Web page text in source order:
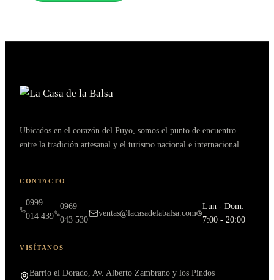
Ubicados en el corazón del Puyo, somos el punto de encuentro
entre la tradición artesanal y el turismo nacional e internacional.
CONTACTO
0999
014 439
0969
043 530
ventas@lacasadelabalsa.com
Lun - Dom:
7:00 - 20:00
VISÍTANOS
Barrio el Dorado, Av. Alberto Zambrano y los Pindos